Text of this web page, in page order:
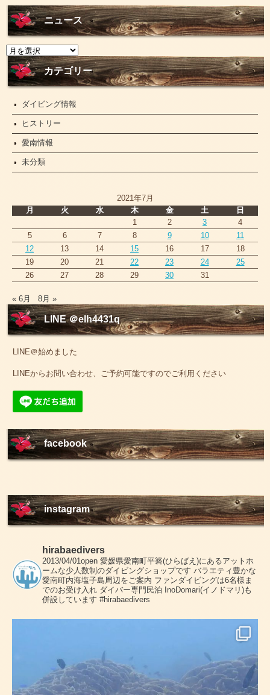
ニュース
ニ
ュ
ー
カテゴリー
ダイビング情報
ヒストリー
愛南情報
未分類
2021年7月
月
火 水 木 金 土
日
1
2 3
4
5
6 7 8 9 10
11
12
13 14 15 16 17
18
19
20 21 22 23 24
25
26
27 28 29 30 31
« 6月 8月 »
LINE ＠elh4431q
LINE＠始めました
LINEからお問い合わせ、ご予約可能ですのでご利用ください
facebook
instagram
hirabaedivers
2013/04/01open 愛媛県愛南町平碆(ひらばえ)にあるアットホ
ームな少人数制のダイビングショップです バラエティ豊かな
愛南町内海塩子島周辺をご案内 ファンダイビングは6名様ま
でのお受け入れ ダイバー専門民泊 InoDomari(イノドマリ)も
併設しています #hirabaedivers